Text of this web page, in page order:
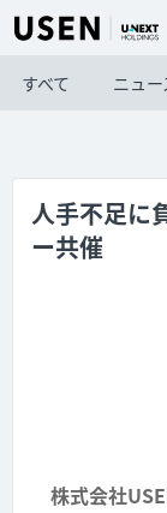
すべて ニュ
人手不足に
ー共催
株式会社